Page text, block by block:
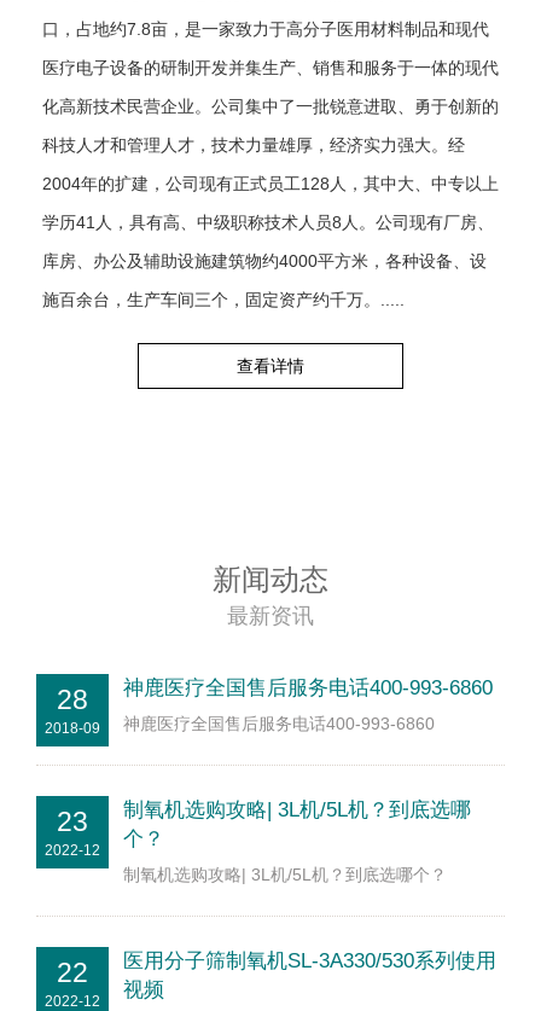
口，占地约7.8亩，是一家致力于高分子医用材料制品和现代
医疗电子设备的研制开发并集生产、销售和服务于一体的现代
化高新技术民营企业。公司集中了一批锐意进取、勇于创新的
科技人才和管理人才，技术力量雄厚，经济实力强大。经
2004年的扩建，公司现有正式员工128人，其中大、中专以上
学历41人，具有高、中级职称技术人员8人。公司现有厂房、
库房、办公及辅助设施建筑物约4000平方米，各种设备、设
施百余台，生产车间三个，固定资产约千万。.....
查看详情
新闻动态
最新资讯
28
2018-09
神鹿医疗全国售后服务电话400-993-6860
神鹿医疗全国售后服务电话400-993-6860
23
2022-12
制氧机选购攻略| 3L机/5L机？到底选哪
个？
制氧机选购攻略| 3L机/5L机？到底选哪个？
22
2022-12
医用分子筛制氧机SL-3A330/530系列使用
视频